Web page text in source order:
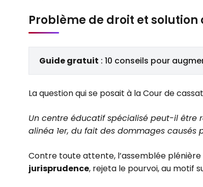
Problème de droit et solution
Guide gratuit : 10 conseils pour
La question qui se posait à la Cour de
Un centre éducatif spécialisé peut-il être
alinéa 1er, du fait des dommages causés
Contre toute attente, l’assemblée
jurisprudence, rejeta le pourvoi, au motif